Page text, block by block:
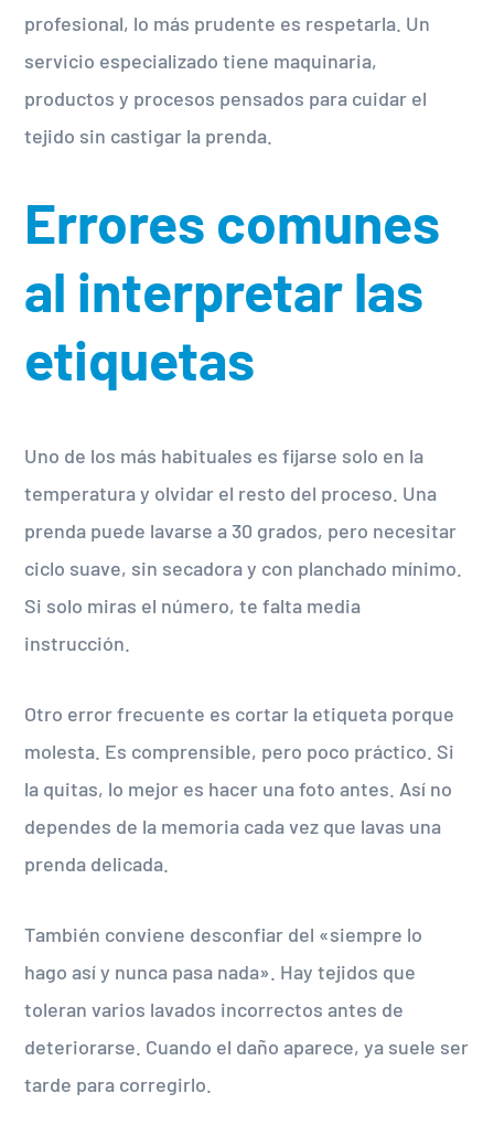
profesional, lo más prudente es respetarla. Un
servicio especializado tiene maquinaria,
productos y procesos pensados para cuidar el
tejido sin castigar la prenda.
Errores comunes
al interpretar las
etiquetas
Uno de los más habituales es fijarse solo en la
temperatura y olvidar el resto del proceso. Una
prenda puede lavarse a 30 grados, pero necesitar
ciclo suave, sin secadora y con planchado mínimo.
Si solo miras el número, te falta media
instrucción.
Otro error frecuente es cortar la etiqueta porque
molesta. Es comprensible, pero poco práctico. Si
la quitas, lo mejor es hacer una foto antes. Así no
dependes de la memoria cada vez que lavas una
prenda delicada.
También conviene desconfiar del «siempre lo
hago así y nunca pasa nada». Hay tejidos que
toleran varios lavados incorrectos antes de
deteriorarse. Cuando el daño aparece, ya suele ser
tarde para corregirlo.